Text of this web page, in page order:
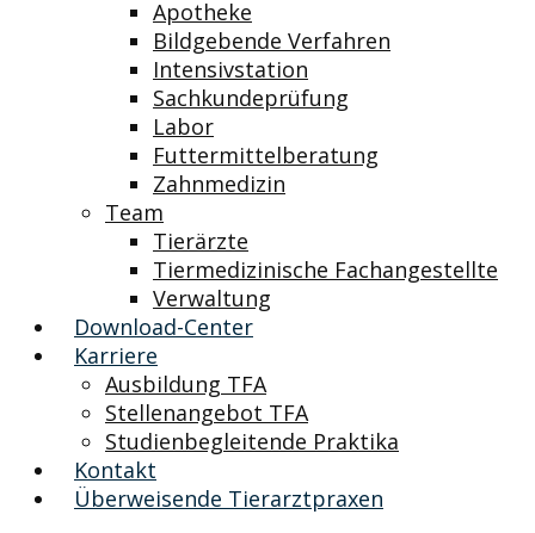
Apotheke
Bildgebende Verfahren
Intensivstation
Sachkundeprüfung
Labor
Futtermittelberatung
Zahnmedizin
Team
Tierärzte
Tiermedizinische Fachangestellte
Verwaltung
Download-Center
Karriere
Ausbildung TFA
Stellenangebot TFA
Studienbegleitende Praktika
Kontakt
Überweisende Tierarztpraxen